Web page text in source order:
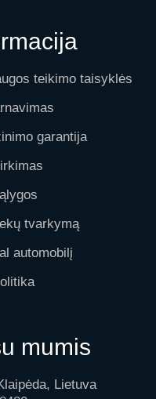
teikimo taisyklės
garantija
tvarkymą
automobilį
mumis
Lietuva